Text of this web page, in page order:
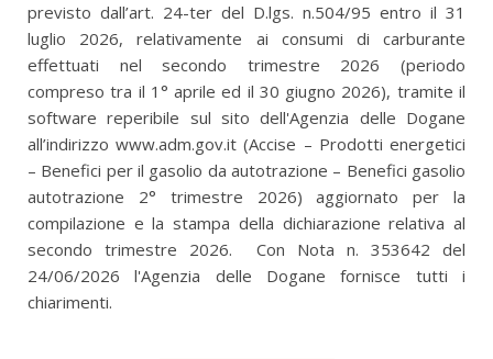
previsto dall’art. 24-ter del D.lgs. n.504/95 entro il 31
luglio 2026, relativamente ai consumi di carburante
effettuati nel secondo trimestre 2026 (periodo
compreso tra il 1° aprile ed il 30 giugno 2026), tramite il
software reperibile sul sito dell'Agenzia delle Dogane
all’indirizzo www.adm.gov.it (Accise – Prodotti energetici
– Benefici per il gasolio da autotrazione – Benefici gasolio
autotrazione 2° trimestre 2026) aggiornato per la
compilazione e la stampa della dichiarazione relativa al
secondo trimestre 2026. Con Nota n. 353642 del
24/06/2026 l'Agenzia delle Dogane fornisce tutti i
chiarimenti.